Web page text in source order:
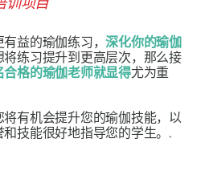
益的瑜伽练习，深化你的瑜伽
练习提升到更高层次，那么接
合格的瑜伽老师就显得尤为重
有机会提升您的瑜伽技能，以
技能很好地指导您的学生。.